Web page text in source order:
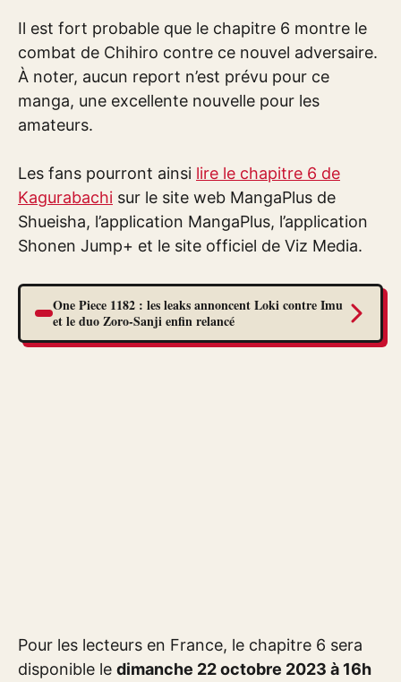
Il est fort probable que le chapitre 6 montre le
combat de Chihiro contre ce nouvel adversaire.
À noter, aucun report n’est prévu pour ce
manga, une excellente nouvelle pour les
amateurs.
Les fans pourront ainsi lire le chapitre 6 de
Kagurabachi sur le site web MangaPlus de
Shueisha, l’application MangaPlus, l’application
Shonen Jump+ et le site officiel de Viz Media.
One Piece 1182 : les leaks annoncent Loki contre Imu
et le duo Zoro-Sanji enfin relancé
Pour les lecteurs en France, le chapitre 6 sera
disponible le dimanche 22 octobre 2023 à 16h